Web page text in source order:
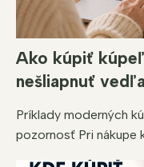
Ako kúpiť
nešliapnuť vedľa
Príklady moderných
pozornosť Pri nákupe